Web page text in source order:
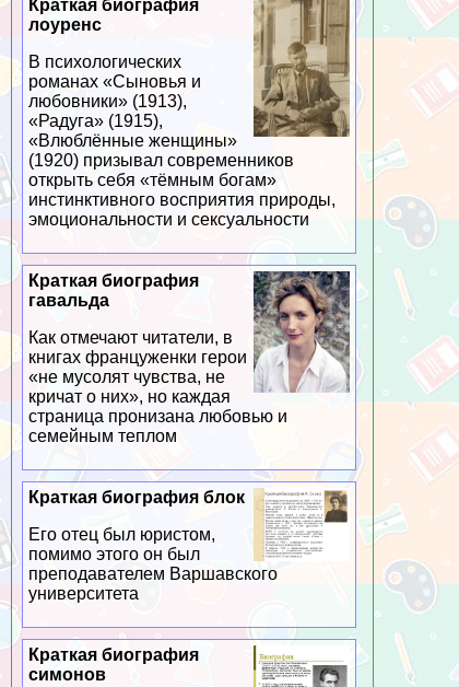
Краткая биография
лоуренс
В психологических
романах «Сыновья и
любовники» (1913),
«Радуга» (1915),
«Влюблённые женщины»
(1920) призывал современников
открыть себя «тёмным богам»
инстинктивного восприятия природы,
эмоциональности и ceкcуальности
Краткая биография
гавальда
Как отмечают читатели, в
книгах француженки герои
«не мусолят чувства, не
кричат о них», но каждая
страница пронизана любовью и
семейным теплом
Краткая биография блок
Его отец был юристом,
помимо этого он был
преподавателем Варшавского
университета
Краткая биография
симонов